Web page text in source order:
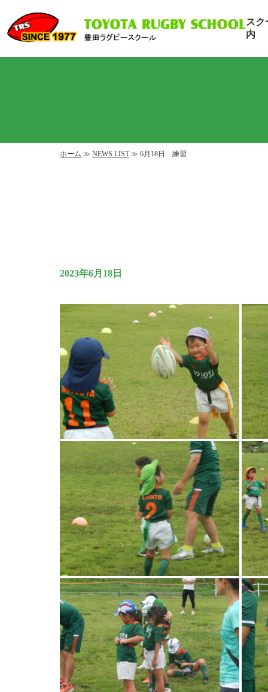
スク
内
ホーム ≫ NEWS LIST≫ 6月18日 練習
2023年6月18日